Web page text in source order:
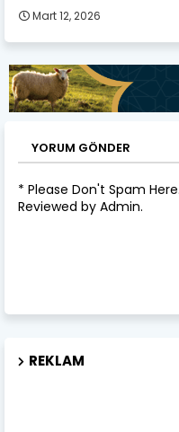
Mart 12, 2026
YORUM GÖNDER
* Please Don't Spam
Reviewed by Admin.
REKLAM